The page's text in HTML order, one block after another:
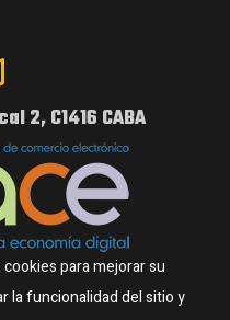
2, C1416 CABA
para mejorar su
la funcionalidad del sitio y